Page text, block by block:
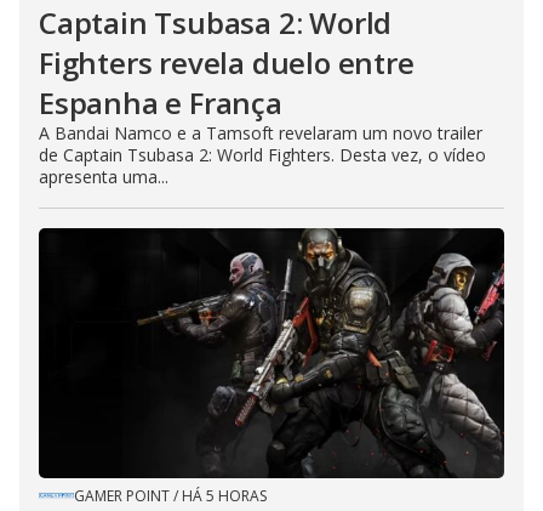
Captain Tsubasa 2: World
Fighters revela duelo entre
Espanha e França
A Bandai Namco e a Tamsoft revelaram um novo trailer
de Captain Tsubasa 2: World Fighters. Desta vez, o vídeo
apresenta uma...
GAMER POINT/ HÁ 5 HORAS